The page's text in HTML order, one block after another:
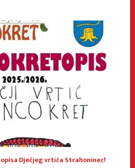
Dječjeg vrtića Strahoninec!